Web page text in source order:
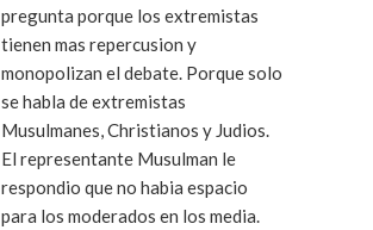
pregunta porque los extremistas
tienen mas repercusion y
monopolizan el debate. Porque solo
se habla de extremistas
Musulmanes, Christianos y Judios.
El representante Musulman le
respondio que no habia espacio
para los moderados en los media.